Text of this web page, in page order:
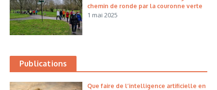
chemin de ronde par la couronne verte
1 mai 2025
Publications
Que faire de l’intelligence artificielle en